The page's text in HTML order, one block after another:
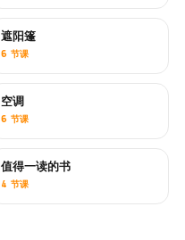
遮阳篷
6 节课
即将推出
空调
6 节课
即将推出
值得一读的书
4 节课